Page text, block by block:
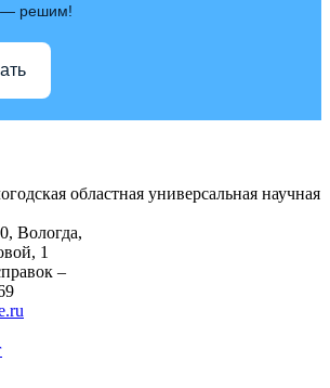
— решим!
областная универсальная научная
Вологда,
1
–